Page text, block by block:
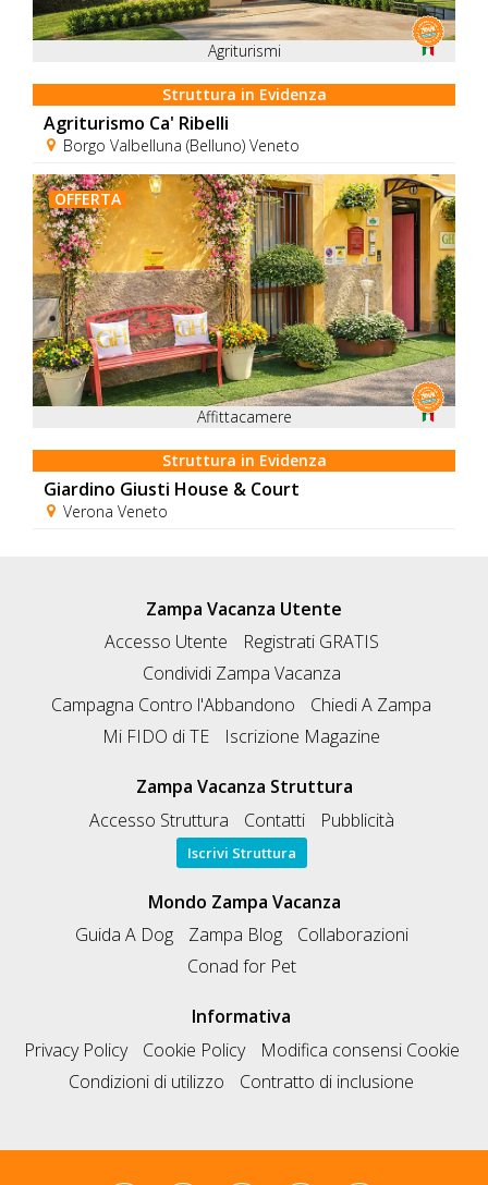
Agriturismi
Struttura in Evidenza
Agriturismo Ca' Ribelli
Borgo Valbelluna (Belluno) Veneto
OFFERTA
Affittacamere
Struttura in Evidenza
Giardino Giusti House & Court
Verona Veneto
Zampa Vacanza Utente
Accesso Utente
Registrati GRATIS
Condividi Zampa Vacanza
Campagna Contro l'Abbandono
Chiedi A Zampa
Mi FIDO di TE
Iscrizione Magazine
Zampa Vacanza Struttura
Accesso Struttura
Contatti Pubblicità
Iscrivi Struttura
Mondo Zampa Vacanza
Guida A Dog
Zampa Blog
Collaborazioni
Conad for Pet
Informativa
Privacy Policy
Cookie Policy
Modifica consensi Cookie
Condizioni di utilizzo
Contratto di inclusione